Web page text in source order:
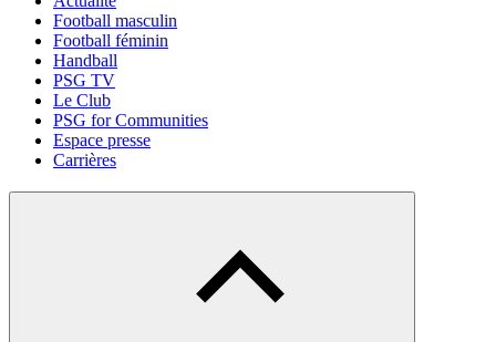
Football masculin
Football féminin
Handball
PSG TV
Le Club
PSG for Communities
Espace presse
Carrières